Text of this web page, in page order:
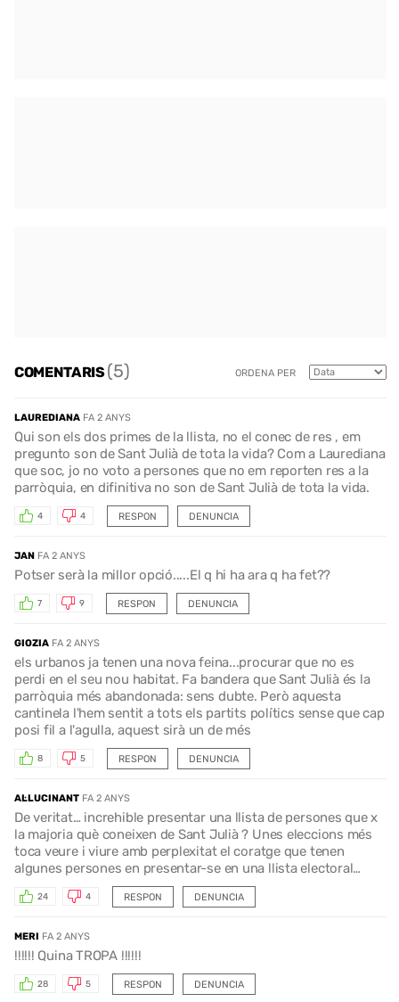
COMENTARIS(5) ORDENA PER
LAUREDIANA FA 2 ANYS
Qui son els dos primes de la llista, no el conec de res , em
pregunto son de Sant Julià de tota la vida? Com a Laurediana
que soc, jo no voto a persones que no em reporten res a la
parròquia, en difinitiva no son de Sant Julià de tota la vida.
RESPON
4 4 DENUNCIA
JAN FA 2 ANYS
Potser serà la millor opció.....El q hi ha ara q ha fet??
RESPON
7 9 DENUNCIA
GIOZIA FA 2 ANYS
els urbanos ja tenen una nova feina...procurar que no es
perdi en el seu nou habitat. Fa bandera que Sant Julià és la
parròquia més abandonada: sens dubte. Però aquesta
cantinela l'hem sentit a tots els partits polítics sense que cap
posi fil a l'agulla, aquest sirà un de més
RESPON
8 5 DENUNCIA
AL·LUCINANT FA 2 ANYS
De veritat… increhible presentar una llista de persones que x
la majoria què coneixen de Sant Julià ? Unes eleccions més
toca veure i viure amb perplexitat el coratge que tenen
algunes persones en presentar-se en una llista electoral…
RESPON
24 4 DENUNCIA
MERI FA 2 ANYS
!!!!!! Quina TROPA !!!!!!
RESPON
28 5 DENUNCIA